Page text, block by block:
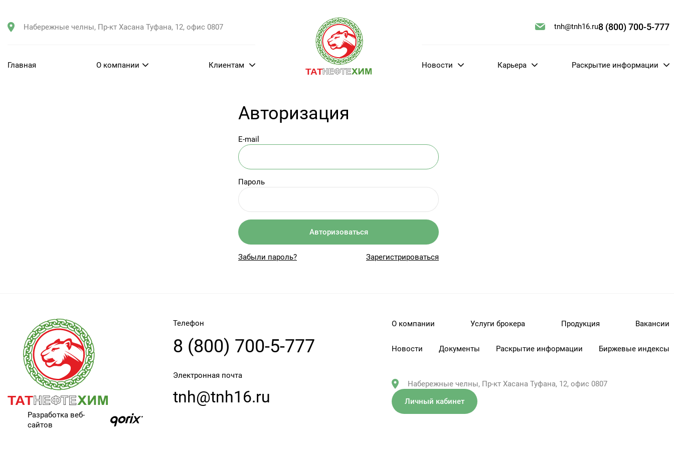
Набережные челны, Пр-кт Хасана Туфана, 12, офис 0807
Главная О компании Клиентам
tnh@tnh16.ru8 (800) 700-5-777
Новости Карьера Раскрытие информации
Авторизация
E-mail
Пароль
Авторизоваться
Забыли пароль? Зарегистрироваться
Разработка веб-
сайтов
Телефон
8 (800) 700-5-777
Электронная почта
tnh@tnh16.ru
О компании Услуги брокера Продукция Вакансии
Новости Документы Раскрытие информации Биржевые индексы
Набережные челны, Пр-кт Хасана Туфана, 12, офис 0807
Личный кабинет